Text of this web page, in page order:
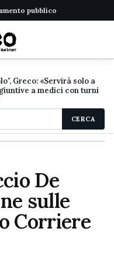
pubblico
Greco: «Servirà solo a
a medici con turni
CERCA
De
sulle
Corriere